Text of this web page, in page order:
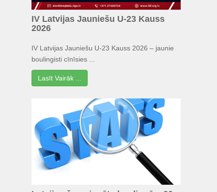
IV Latvijas Jauniešu U-23 Kauss
2026
IV Latvijas Jauniešu U-23 Kauss 2026 – jaunie
boulingisti cīnīsies ...
Lasīt Vairāk ...